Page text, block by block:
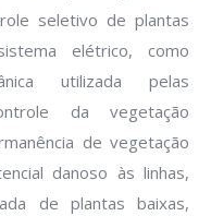
seletivo de plantas
elétrico, como
utilizada pelas
da vegetação
de vegetação
danoso às linhas,
de plantas baixas,